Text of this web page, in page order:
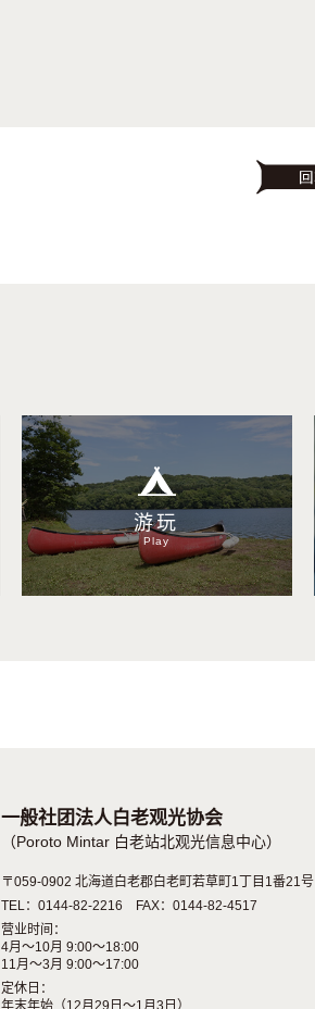
游玩
Play
一般社团法人白老观光协会
（Poroto Mintar 白老站北观光信息中心）
〒059-0902 北海道白老郡白老町若草町1丁目1番21号
TEL：0144-82-2216 FAX：0144-82-4517
营业时间：
4月～10月 9:00～18:00
11月～3月 9:00～17:00
定休日：
年末年始（12月29日〜1月3日）